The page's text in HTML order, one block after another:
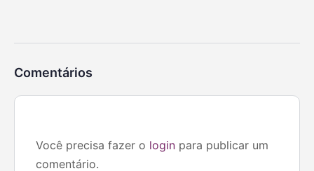
Comentários
Você precisa fazer o login para publicar um
comentário.